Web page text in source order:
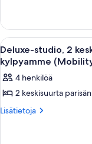
makuuhuonetta
Avaa
kaikki
huonetyypin
Deluxe-
studio,
2
15
Deluxe-studio, 2
kylpyamme
4 henkilöä
2 keskisuurta
Lisätietoja
Lisätietoja